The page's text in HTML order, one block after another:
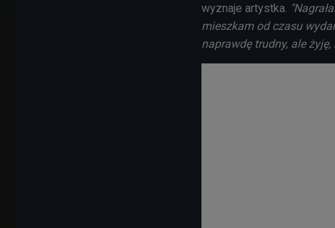
wyznaje artystka.
mieszkam od czasu
naprawdę trudny, ale